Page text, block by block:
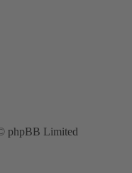
phpBB Limited